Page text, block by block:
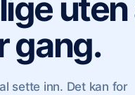
uten
gang.
sette inn. Det kan for